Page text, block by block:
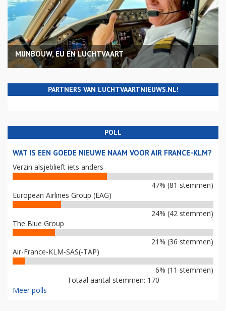
MIJNBOUW, EU EN LUCHTVAART
PARTNERS VAN LUCHTVAARTNIEUWS.NL!
POLL
WAT IS EEN GOEDE NIEUWE NAAM VOOR AIR FRANCE-KLM?
Verzin alsjeblieft iets anders
47% (81 stemmen)
European Airlines Group (EAG)
24% (42 stemmen)
The Blue Group
21% (36 stemmen)
Air-France-KLM-SAS(-TAP)
6% (11 stemmen)
Totaal aantal stemmen: 170
Meer polls